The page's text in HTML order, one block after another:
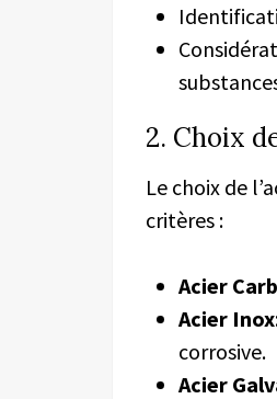
2. Choix
Le choix de
critères :
Acier
Acier Inox
corrosive.
Acier